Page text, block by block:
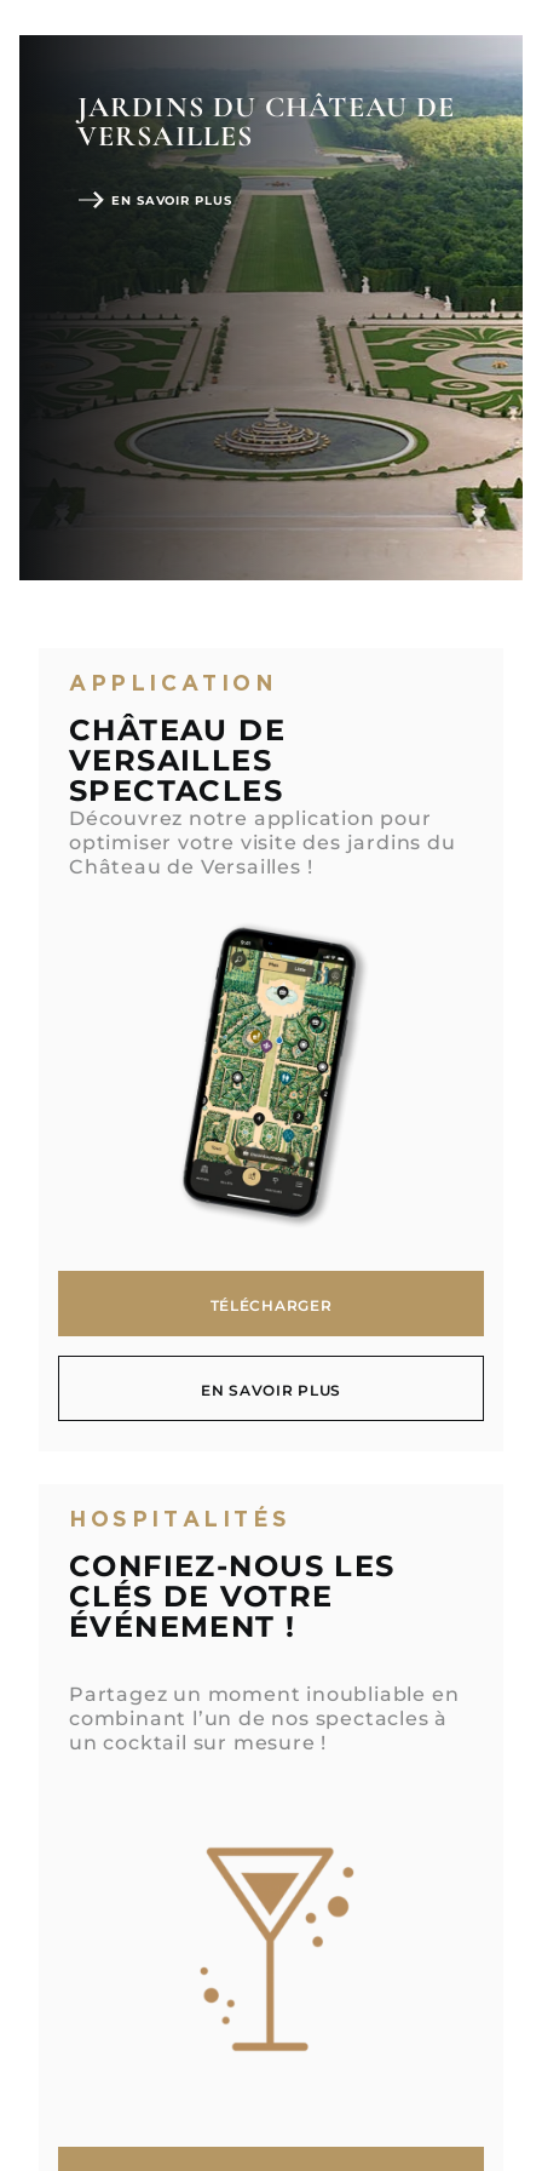
JARDINS DU CHÂTEAU DE
VERSAILLES
EN SAVOIR PLUS
APPLICATION
CHÂTEAU DE
VERSAILLES
SPECTACLES
Découvrez notre application pour
optimiser votre visite des jardins du
Château de Versailles !
TÉLÉCHARGER
EN SAVOIR PLUS
HOSPITALITÉS
CONFIEZ-NOUS LES
CLÉS DE VOTRE
ÉVÉNEMENT !
Partagez un moment inoubliable en
combinant l’un de nos spectacles à
un cocktail sur mesure !